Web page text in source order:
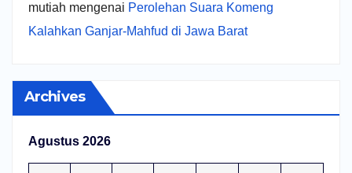
mutiah mengenai Perolehan Suara Komeng
Kalahkan Ganjar-Mahfud di Jawa Barat
Archives
Agustus 2026